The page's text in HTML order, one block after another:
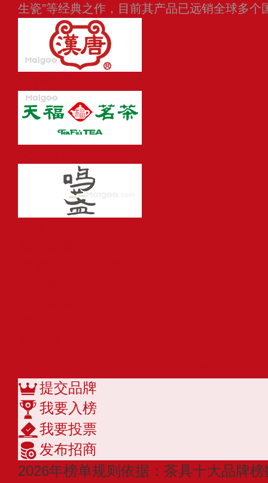
生瓷”等经典之作，目前其产品已远销全球多
提交品牌
我要入榜
我要投票
发布招商
2026年榜单规则依据：茶具十大品牌